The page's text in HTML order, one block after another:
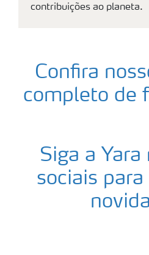
contribuições ao planeta.
Confira
completo de
Siga a Yara
sociais